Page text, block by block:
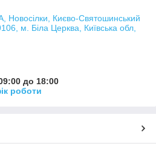
Новосілки, Києво-Святошинський
м. Біла Церква, Київська обл,
до 18:00
роботи